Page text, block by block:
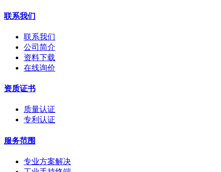
联系我们
联系我们
公司简介
资料下载
在线询价
资质证书
质量认证
专利认证
服务范围
专业方案解决